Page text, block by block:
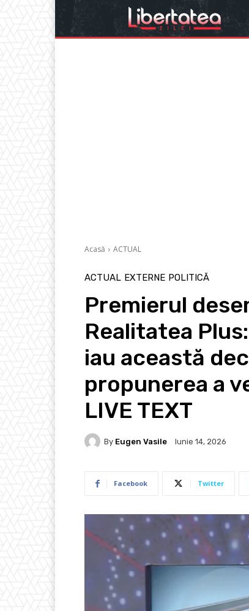
Acasă ACTUAL
ACTUAL EXTERNE POLITICĂ
Premierul
Realitatea
iau această
propunerea a
LIVE TEXT
By Eugen Vasile Iunie 14, 2026
Facebook Twitter